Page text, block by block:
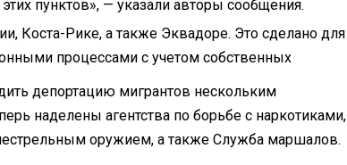
пунктов», — указали авторы сообщения.
Коста-Рике, а также Эквадоре. Это сделано для
процессами с учетом собственных
депортацию мигрантов нескольким
наделены агентства по борьбе с наркотиками,
оружием, а также Служба маршалов.